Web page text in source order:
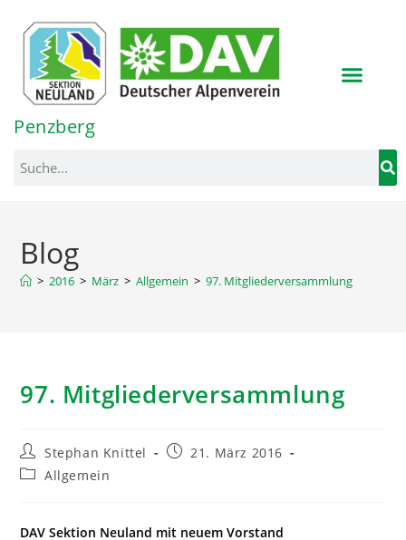
springen
Penzberg
Blog
> 2016 > März > Allgemein > 97. Mitgliederversammlung
97. Mitgliederversammlung
Stephan Knittel
21. März 2016
Allgemein
DAV Sektion Neuland mit neuem Vorstand